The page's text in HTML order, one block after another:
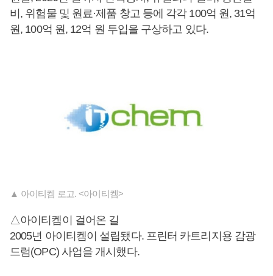
비, 위험물 및 원료·제품 창고 등에 각각 100억 원, 31억
원, 100억 원, 12억 원 투입을 구상하고 있다.
▲ 아이티켐 로고. <아이티켐>
△아이티켐이 걸어온 길
2005년 아이티켐이 설립됐다. 프린터 카트리지용 감광
드럼(OPC) 사업을 개시했다.